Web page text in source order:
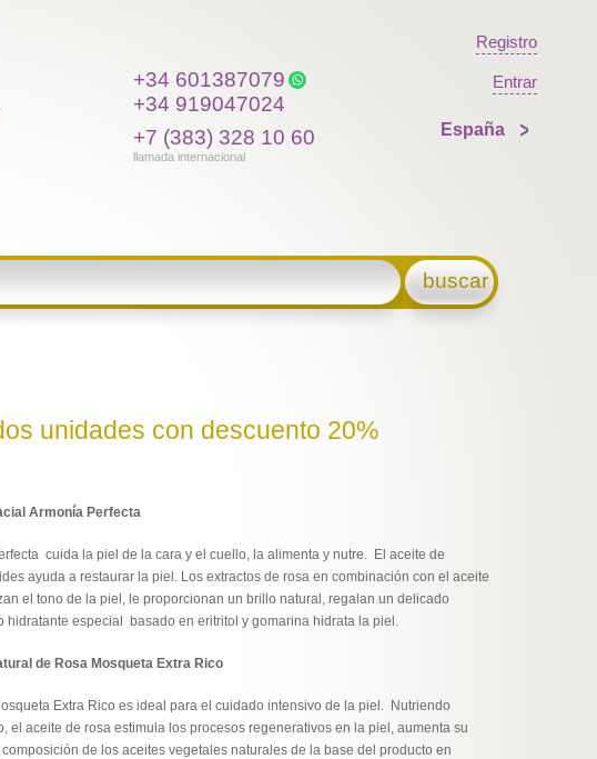
+34 601387079
+34 919047024
+7 (383) 328 10 60
llamada internacional
Registro
Entrar
España
buscar
unidades con descuento 20%
Armonía Perfecta
cuida la piel de la cara y el cuello, la alimenta y nutre. El aceite de
ayuda a restaurar la piel. Los extractos de rosa en combinación con el aceite
el tono de la piel, le proporcionan un brillo natural, regalan un delicado
hidratante especial basado en eritritol y gomarina hidrata la piel.
de Rosa Mosqueta Extra Rico
Extra Rico es ideal para el cuidado intensivo de la piel. Nutriendo
el aceite de rosa estimula los procesos regenerativos en la piel, aumenta su
de los aceites vegetales naturales de la base del producto en